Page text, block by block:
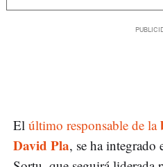
El último responsable de la
David Pla, se ha integrado